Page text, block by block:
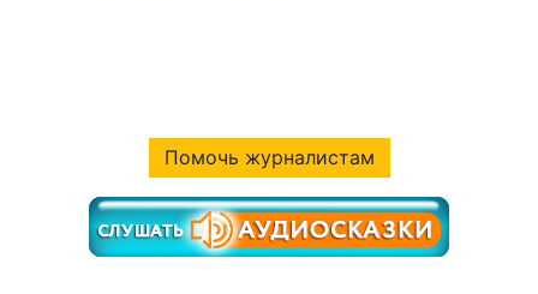
Помочь журналистам